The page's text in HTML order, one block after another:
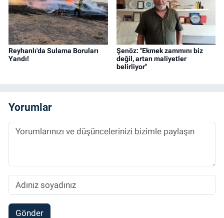
Reyhanlı'da Sulama Boruları
Yandı!
Şenöz: "Ekmek zammını biz
değil, artan maliyetler
belirliyor"
Yorumlar
Gönder